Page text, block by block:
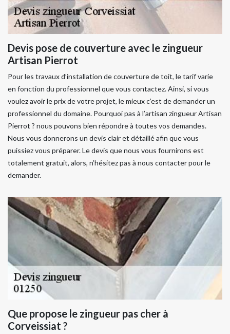
Devis pose de couverture avec le zingueur
Artisan Pierrot
Pour les travaux d’installation de couverture de toit, le tarif varie
en fonction du professionnel que vous contactez. Ainsi, si vous
voulez avoir le prix de votre projet, le mieux c’est de demander un
professionnel du domaine. Pourquoi pas à l’artisan zingueur Artisan
Pierrot ? nous pouvons bien répondre à toutes vos demandes.
Nous vous donnerons un devis clair et détaillé afin que vous
puissiez vous préparer. Le devis que nous vous fournirons est
totalement gratuit, alors, n’hésitez pas à nous contacter pour le
demander.
Que propose le zingueur pas cher à
Corveissiat ?